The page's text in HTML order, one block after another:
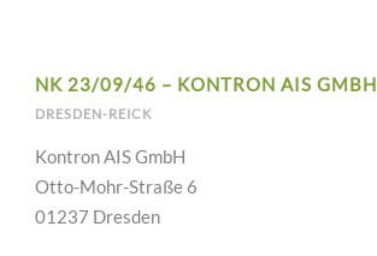
NK 23/09/46 – KONTRON AIS GMBH
DRESDEN-REICK
Kontron AIS GmbH
Otto-Mohr-Straße 6
01237 Dresden